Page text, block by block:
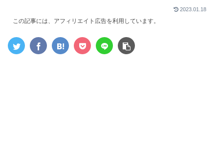
2023.01.18
この記事には、アフィリエイト広告を利用しています。